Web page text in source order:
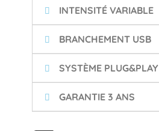
INTENSITÉ VARIABLE
BRANCHEMENT USB
SYSTÈME PLUG&PLAY
GARANTIE 3 ANS